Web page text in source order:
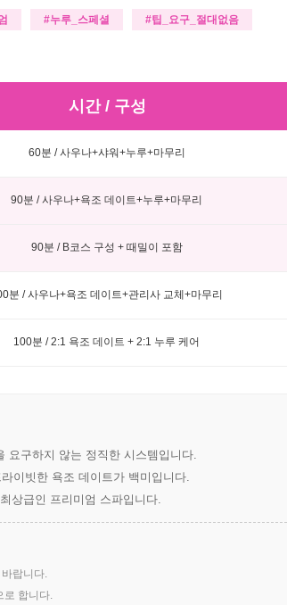
#누루_스페셜 #팁_요구_절대없음
시간 / 구성
60분 / 사우나+샤워+누루+마무리
90분 / 사우나+욕조 데이트+누루+마무리
90분 / B코스 구성 + 때밀이 포함
분 / 사우나+욕조 데이트+관리사 교체+마무리
100분 / 2:1 욕조 데이트 + 2:1 누루 케어
요구하지 않는 정직한 시스템입니다.
이빗한 욕조 데이트가 백미입니다.
상급인 프리미엄 스파입니다.
랍니다.
로 합니다.